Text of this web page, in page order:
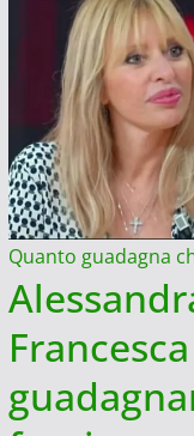
Quanto guadagna